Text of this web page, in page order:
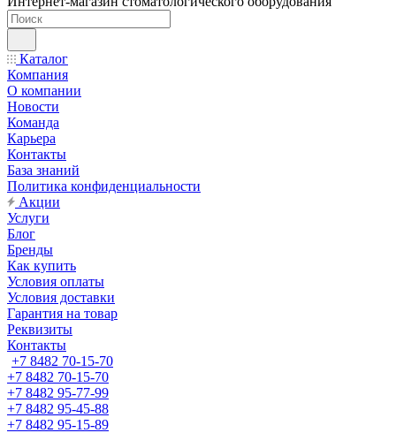
Каталог
Компания
О компании
Новости
Команда
Карьера
Контакты
База знаний
Политика конфиденциальности
Акции
Услуги
Блог
Бренды
Как купить
Условия оплаты
Условия доставки
Гарантия на товар
Реквизиты
Контакты
+7 8482 70-15-70
+7 8482 70-15-70
+7 8482 95-77-99
+7 8482 95-45-88
+7 8482 95-15-89